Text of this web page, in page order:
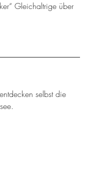
Gleichaltrige über
selbst die